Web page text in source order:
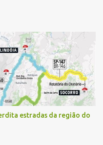
estradas da região do